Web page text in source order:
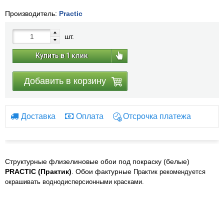
Производитель: Practic
шт.
Купить в 1 клик
Добавить в корзину
Доставка Оплата Отсрочка платежа
Структурные флизелиновые обои под покраску (белые)
PRACTIC (Практик) . Обои фактурные Практик рекомендуется
окрашивать воднодисперсионными красками.